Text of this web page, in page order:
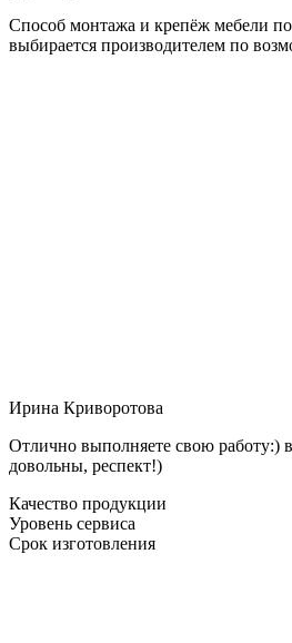
Способ монтажа и крепёж мебели
выбирается производителем по
Ирина Криворотова
Отлично выполняете свою работу:)
довольны, респект!)
Качество продукции
Уровень сервиса
Срок изготовления